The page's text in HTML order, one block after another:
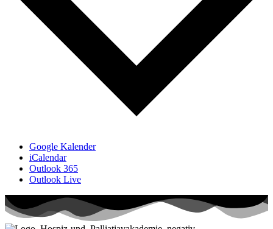
Google Kalender
iCalendar
Outlook 365
Outlook Live